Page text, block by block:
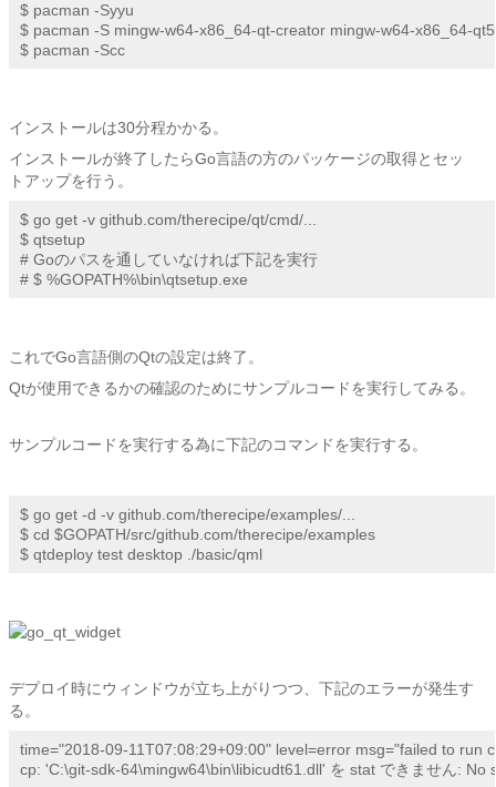
$ pacman -Syyu
$ pacman -S mingw-w64-x86_64-qt-creator mingw-w64-x86_64-qt5
$ pacman -Scc
インストールは30分程かかる。
インストールが終了したらGo言語の方のパッケージの取得とセッ
トアップを行う。
$ go get -v github.com/therecipe/qt/cmd/...
$ qtsetup
# Goのパスを通していなければ下記を実行
# $ %GOPATH%\bin\qtsetup.exe
これでGo言語側のQtの設定は終了。
Qtが使用できるかの確認のためにサンプルコードを実行してみる。
サンプルコードを実行する為に下記のコマンドを実行する。
$ go get -d -v github.com/therecipe/examples/...
$ cd $GOPATH/src/github.com/therecipe/examples
$ qtdeploy test desktop ./basic/qml
デプロイ時にウィンドウが立ち上がりつつ、下記のエラーが発生す
る。
time="2018-09-11T07:08:29+09:00" level=error msg="failed to run
cp: 'C:\git-sdk-64\mingw64\bin\libicudt61.dll' を stat できません: No